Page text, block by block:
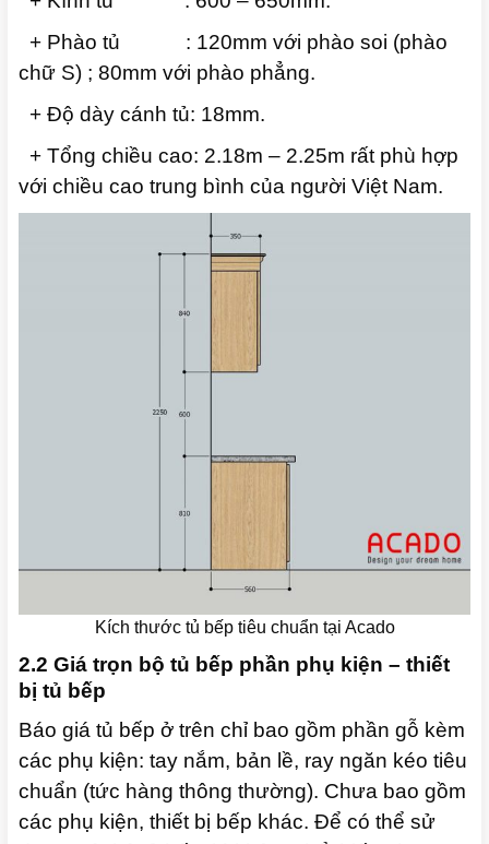
+ Phào tủ : 120mm với phào soi (phào
chữ S) ; 80mm với phào phẳng.
+ Độ dày cánh tủ: 18mm.
+ Tổng chiều cao: 2.18m – 2.25m rất phù hợp
với chiều cao trung bình của người Việt Nam.
Kích thước tủ bếp tiêu chuẩn tại Acado
2.2 Giá trọn bộ tủ bếp phần phụ kiện – thiết
bị tủ bếp
Báo giá tủ bếp ở trên chỉ bao gồm phần gỗ kèm
các phụ kiện: tay nắm, bản lề, ray ngăn kéo tiêu
chuẩn (tức hàng thông thường). Chưa bao gồm
các phụ kiện, thiết bị bếp khác. Để có thể sử